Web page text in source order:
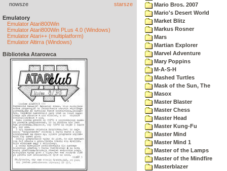
nowsze starsze
Emulatory
Emulator Atari800Win
Emulator Atari800Win PLus 4.0 (Windows)
Emulator Atari++ (multiplatform)
Emulator Altirra (Windows)
Biblioteka Atarowca
Mario Bros. 2007
Mario's Desert World
Market Blitz
Markus Rosner
Mars
Martian Explorer
Marvel Adventure
Mary Poppins
M-A-S-H
Mashed Turtles
Mask of the Sun, The
Masox
Master Blaster
Master Chess
Master Head
Master Kung-Fu
Master Mind
Master Mind 1
Master of the Lamps
Master of the Mindfire
Masterblazer